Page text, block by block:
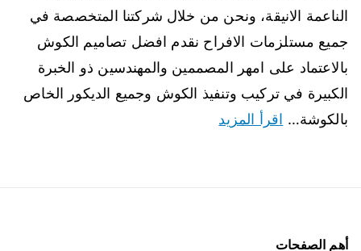
الناعمة الانيقة، ونحن من خلال شركتنا المتخصصة في
جميع مستلزمات الافراح نقدم افضل تصاميم الكوش
بالاعتماد على امهر المصممين والمهندسين ذو الخبرة
الكبيرة في تركيب وتنفيذ الكوش وجميع الديكور الخاص
بالكوشة… اقرأ المزيد
أهم الصفحات